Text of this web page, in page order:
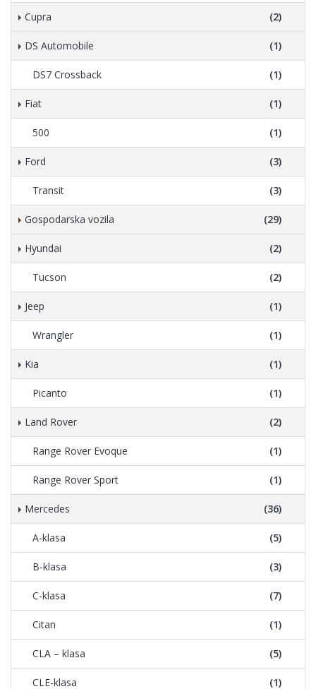
Cupra (2)
DS Automobile (1)
DS7 Crossback (1)
Fiat (1)
500 (1)
Ford (3)
Transit (3)
Gospodarska vozila (29)
Hyundai (2)
Tucson (2)
Jeep (1)
Wrangler (1)
Kia (1)
Picanto (1)
Land Rover (2)
Range Rover Evoque (1)
Range Rover Sport (1)
Mercedes (36)
A-klasa (5)
B-klasa (3)
C-klasa (7)
Citan (1)
CLA – klasa (5)
CLE-klasa (1)